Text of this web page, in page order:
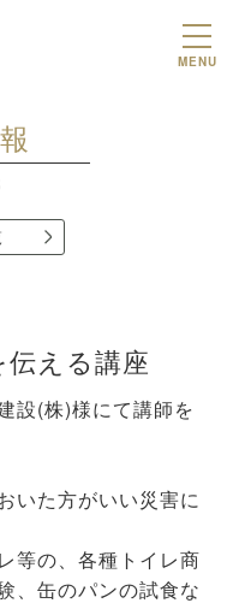
MENU
伝える講座
設(株)様にて講師を
いた方がいい災害に
等の、各種トイレ商
、缶のパンの試食な